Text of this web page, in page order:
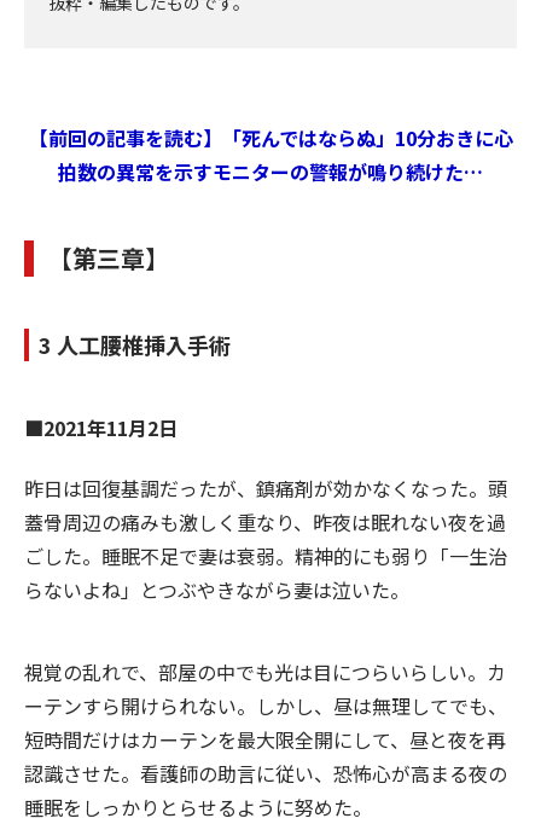
【前回の記事を読む】「死んではならぬ」10分おきに心
拍数の異常を示すモニターの警報が鳴り続けた…
【第三章】
3 人工腰椎挿入手術
■2021年11月2日
昨日は回復基調だったが、鎮痛剤が効かなくなった。頭
蓋骨周辺の痛みも激しく重なり、昨夜は眠れない夜を過
ごした。睡眠不足で妻は衰弱。精神的にも弱り「一生治
らないよね」とつぶやきながら妻は泣いた。
視覚の乱れで、部屋の中でも光は目につらいらしい。カ
ーテンすら開けられない。しかし、昼は無理してでも、
短時間だけはカーテンを最大限全開にして、昼と夜を再
認識させた。看護師の助言に従い、恐怖心が高まる夜の
睡眠をしっかりとらせるように努めた。